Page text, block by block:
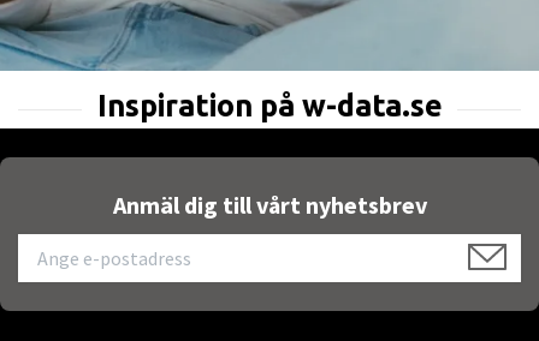
Anmäl dig till vårt nyhetsbrev